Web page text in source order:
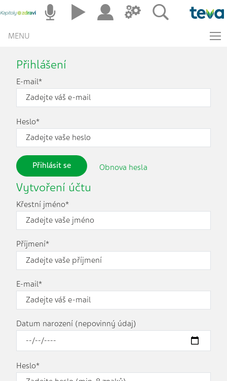
MENU
Přihlášení
E-mail*
Heslo*
Přihlásit se Obnova hesla
Vytvoření účtu
Křestní jméno*
Příjmení*
E-mail*
Datum narození (nepovinný údaj)
Heslo*